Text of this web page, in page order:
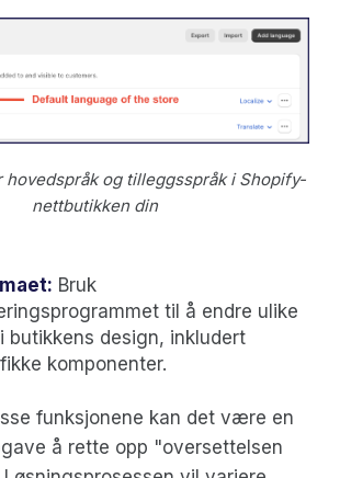
og tilleggsspråk i Shopify-
nettbutikken din
Bruk
til å endre ulike
butikkens design, inkludert
komponenter.
funksjonene kan det være en
å rette opp "oversettelsen